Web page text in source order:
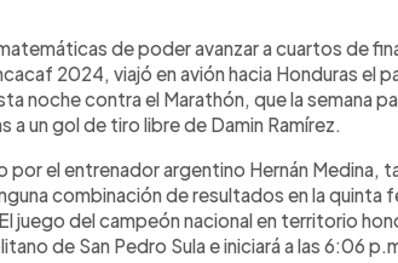
de poder avanzar a cuartos de
2024, viajó en avión hacia Honduras el
noche contra el Marathón, que la semana
a un gol de tiro libre de Damin Ramírez.
por el entrenador argentino Hernán Medina,
combinación de resultados en la quinta
juego del campeón nacional en territorio
de San Pedro Sula e iniciará a las 6:06